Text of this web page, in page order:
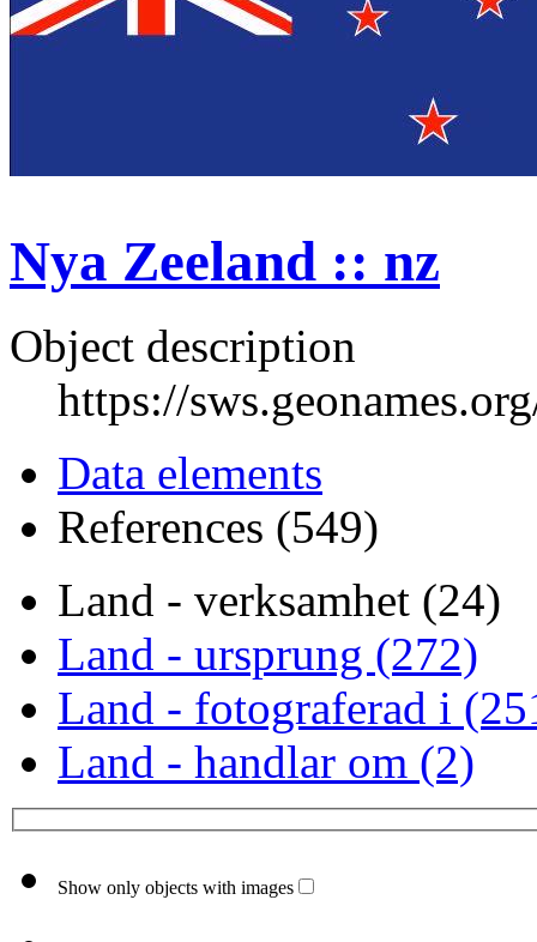
Nya Zeeland :: nz
Object description
https://
Data elements
References (549)
Land - verksamhet (24)
Land - ursprung (272)
Land - fotograferad i
Land - handlar om (2)
Show only objects with images